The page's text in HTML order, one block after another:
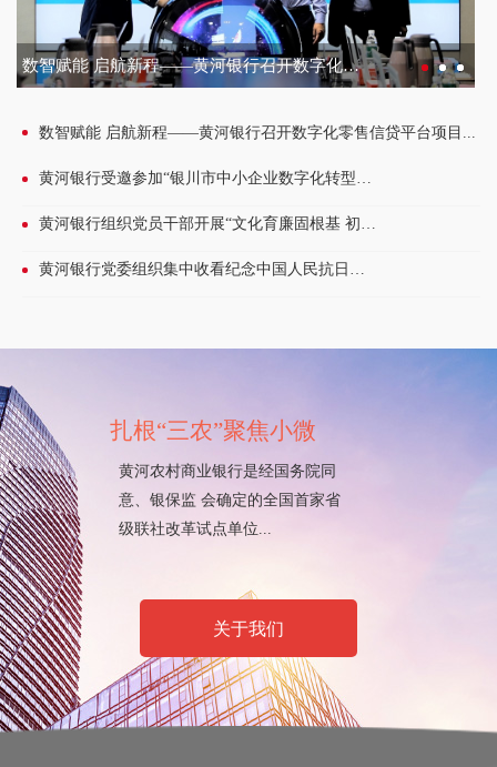
数智赋能 启航新程——黄河银行召开数字化零售信贷平...
数智赋能 启航新程——黄河银行召开数字化零售信贷平台项目...
聚合金融力量 宣传接地气有实效！黄河银行携手同业举...
丝路绽彩！以实践答卷书写金融高质量发展篇章——黄河银行...
聚合金融力量 宣传接地气有实效！黄河银行携手同业举办大学...
2022年度“希望工程·圆梦行动”黄河银行助学金拟资...
黄河银行被授予“宁夏希望工程优秀合作伙伴”称号
2022年度“希望工程·圆梦行动”黄河银行助学金拟资助学生...
2022年度“希望工程·圆梦行动”黄河银行助学金申领公告
扎根“三农”聚焦小微
黄河农村商业银行是经国务院同
意、银保监 会确定的全国首家省
级联社改革试点单位...
关于我们